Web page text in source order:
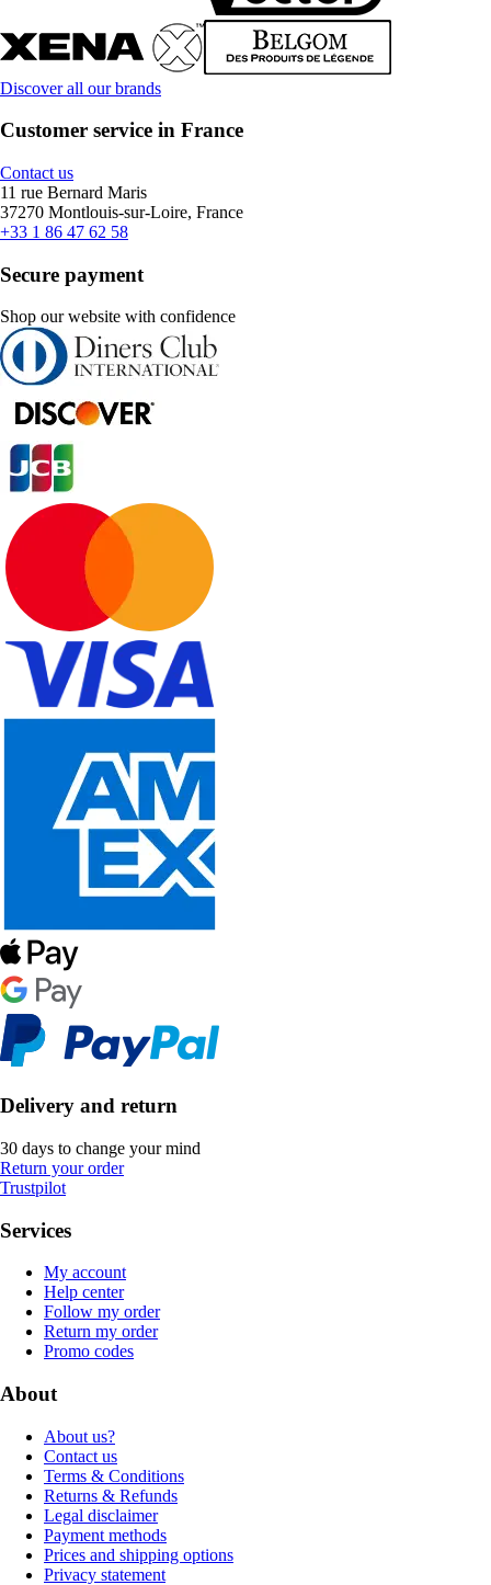
Discover all our brands
Customer service in France
Contact us
11 rue Bernard Maris
37270 Montlouis-sur-Loire, France
+33 1 86 47 62 58
Secure payment
Shop our website with confidence
Delivery and return
30 days to change your mind
Return your order
Trustpilot
Services
My account
Help center
Follow my order
Return my order
Promo codes
About
About us?
Contact us
Terms & Conditions
Returns & Refunds
Legal disclaimer
Payment methods
Prices and shipping options
Privacy statement